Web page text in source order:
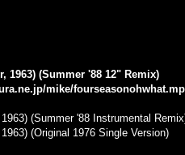
1963) (Summer '88 12" Remix)
mike/
(Summer '88 Instrumental
(Original 1976 Single Version)